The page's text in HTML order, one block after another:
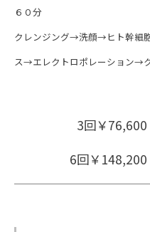
６０分
クレンジング→洗顔→ヒト幹細
ス→エレクトロポレーション→
3回￥
6回￥